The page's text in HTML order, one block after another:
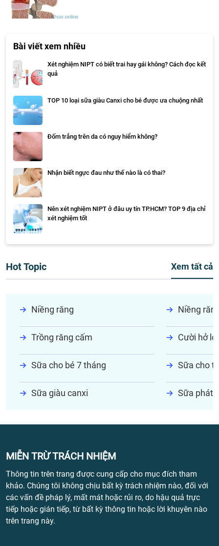
Bài viết xem nhiều
Xét nghiệm NIPT có biết trai hay gái không? Cách đọc kết
quả
TOP 10 loại sữa giàu Canxi cho bé được ưa chuộng nhất
Đốm trắng trên da có nguy hiểm không?
Nhận biết ngực đau như thế nào là có thai?
Nên xét nghiệm NIPT ở đâu uy tín TP.HCM? TOP 9 địa chỉ
xét nghiệm tốt
Hot Topic Xem tất cả
Niềng răng Niềng
Trồng răng cấm Cười hở lợi
Sữa cho bé 7 tháng Sữa cho
Sữa giàu canxi Sữa phát
MIỄN TRỪ TRÁCH NHIỆM
Thông tin trên trang được cung cấp cho mục đích tham
khảo. Chúng tôi không chịu bất kỳ trách nhiệm nào, đối với
các vấn đề pháp lý, mất mát hoặc rủi ro, do hậu quả trực
tiếp hoặc gián tiếp, từ bất kỳ thông tin hoặc lời khuyên nào
trên trang này.